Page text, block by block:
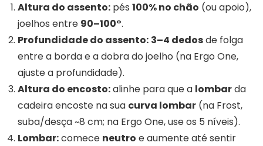
Altura do assento: pés 100% no chão (ou apoio),
joelhos entre 90–100°.
Profundidade do assento: 3–4 dedosde folga
entre a borda e a dobra do joelho (na Ergo One,
ajuste a profundidade).
Altura do encosto:alinhe para que a lombarda
cadeira encoste na sua curva lombar (na Frost,
suba/desça ~8 cm; na Ergo One, use os 5 níveis).
Lombar:comece neutro e aumente até sentir